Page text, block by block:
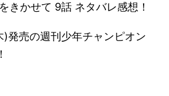
きかせて 9話 ネタバレ感想！
発売の週刊少年チャンピオン